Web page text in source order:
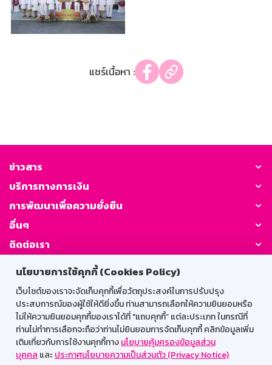
นโยบายการใช้คุกกี้ (Cookies Policy)
เว็บไซต์ของเราจะจัดเก็บคุกกี้เพื่อวัตถุประสงค์ในการปรับปรุง
ประสบการณ์ของผู้ใช้ให้ดียิ่งขึ้น ท่านสามารถเลือกให้ความยินยอมหรือ
ไม่ให้ความยินยอมคุกกี้ของเราได้ที่ "แถบคุกกี้” แต่ละประเภท ในกรณีที่
ท่านไม่ทำการเลือกจะถือว่าท่านไม่ยินยอมการจัดเก็บคุกกี้ คลิกข้อมูลเพิ่ม
เติมเกี่ยวกับการใช้งานคุกกี้ทางนโยบายคุ้มครองข้อมูลส่วน
บุคคล และประกาศนโยบายความเป็นส่วนตัว (Privacy Notice)
แชร์เนื้อหา :
ข่าวสาร
บริการทางการเงิน
การพัฒนาเพื่อความยั่งยืน
อื่นๆ
ติดต่อเรา
GSB Society:
สำหรับพนักงาน
Web HR
GSB Wisdom
M-Search